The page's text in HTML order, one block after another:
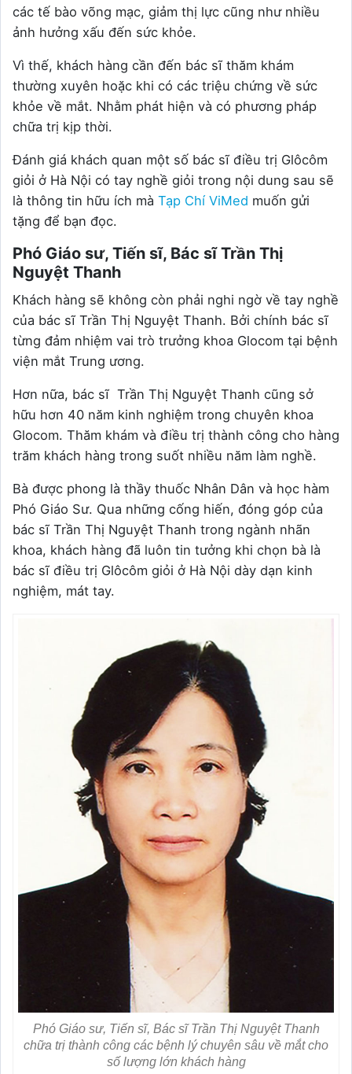
các tế bào võng mạc, giảm thị lực cũng như nhiều
ảnh hưởng xấu đến sức khỏe.
Vì thế, khách hàng cần đến bác sĩ thăm khám
thường xuyên hoặc khi có các triệu chứng về sức
khỏe về mắt. Nhằm phát hiện và có phương pháp
chữa trị kịp thời.
Đánh giá khách quan một số bác sĩ điều trị Glôcôm
giỏi ở Hà Nội có tay nghề giỏi trong nội dung sau sẽ
là thông tin hữu ích mà Tạp Chí ViMed muốn gửi
tặng để bạn đọc.
Phó Giáo sư, Tiến sĩ, Bác sĩ Trần Thị
Nguyệt Thanh
Khách hàng sẽ không còn phải nghi ngờ về tay nghề
của bác sĩ Trần Thị Nguyệt Thanh. Bởi chính bác sĩ
từng đảm nhiệm vai trò trưởng khoa Glocom tại bệnh
viện mắt Trung ương.
Hơn nữa, bác sĩ Trần Thị Nguyệt Thanh cũng sở
hữu hơn 40 năm kinh nghiệm trong chuyên khoa
Glocom. Thăm khám và điều trị thành công cho hàng
trăm khách hàng trong suốt nhiều năm làm nghề.
Bà được phong là thầy thuốc Nhân Dân và học hàm
Phó Giáo Sư. Qua những cống hiến, đóng góp của
bác sĩ Trần Thị Nguyệt Thanh trong ngành nhãn
khoa, khách hàng đã luôn tin tưởng khi chọn bà là
bác sĩ điều trị Glôcôm giỏi ở Hà Nội dày dạn kinh
nghiệm, mát tay.
Phó Giáo sư, Tiến sĩ, Bác sĩ Trần Thị Nguyệt Thanh
chữa trị thành công các bệnh lý chuyên sâu về mắt cho
số lượng lớn khách hàng